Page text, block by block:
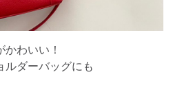
わいい！
ルダーバッグにも